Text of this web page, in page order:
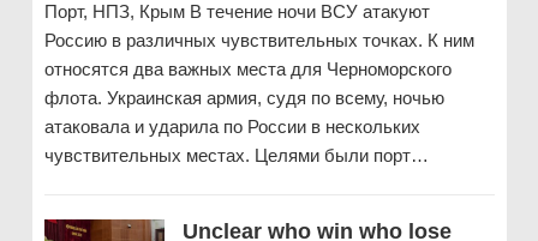
Порт, НПЗ, Крым В течение ночи ВСУ атакуют
Россию в различных чувствительных точках. К ним
относятся два важных места для Черноморского
флота. Украинская армия, судя по всему, ночью
атаковала и ударила по России в нескольких
чувствительных местах. Целями были порт…
Unclear who win who lose